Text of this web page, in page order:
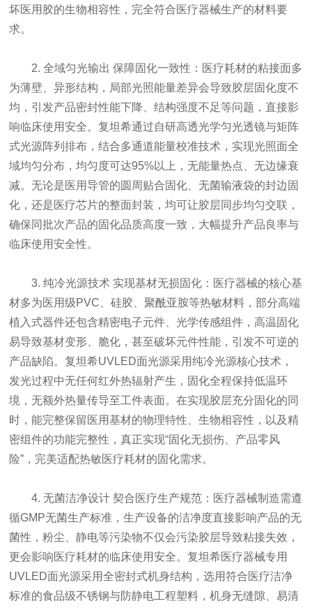
坏医用胶的生物相容性，完全符合医疗器械生产的材料要
求。
2. 全域匀光输出 保障固化一致性：医疗耗材的粘接面多
为薄壁、异形结构，局部光照能量差异会导致胶层固化度不
均，引发产品密封性能下降、结构强度不足等问题，直接影
响临床使用安全。复坦希通过自研高透光学匀光透镜与矩阵
式光源阵列排布，结合多通道能量校准技术，实现光照面全
域均匀分布，均匀度可达95%以上，无能量热点、无边缘衰
减。无论是医用导管的圆周贴合固化、无菌输液袋的封边固
化，还是医疗芯片的整面封装，均可让胶层同步均匀交联，
确保同批次产品的固化品质高度一致，大幅提升产品良率与
临床使用安全性。
3. 纯冷光源技术 实现基材无损固化：医疗器械的核心基
材多为医用级PVC、硅胶、聚酰亚胺等热敏材料，部分高端
植入式器件还包含精密电子元件、光学传感组件，高温固化
易导致基材变形、脆化，甚至破坏元件性能，引发不可逆的
产品缺陷。复坦希UVLED面光源采用纯冷光源核心技术，
发光过程中无任何红外热辐射产生，固化全程保持低温环
境，无额外热量传导至工件表面。在实现胶层充分固化的同
时，能完整保留医用基材的物理特性、生物相容性，以及精
密组件的功能完整性，真正实现“固化无损伤、产品零风
险”，完美适配热敏医疗耗材的固化需求。
4. 无菌洁净设计 契合医疗生产规范：医疗器械制造需遵
循GMP无菌生产标准，生产设备的洁净度直接影响产品的无
菌性，粉尘、静电等污染物不仅会污染胶层导致粘接失效，
更会影响医疗耗材的临床使用安全。复坦希医疗器械专用
UVLED面光源采用全密封式机身结构，选用符合医疗洁净
标准的食品级不锈钢与防静电工程塑料，机身无缝隙、易清